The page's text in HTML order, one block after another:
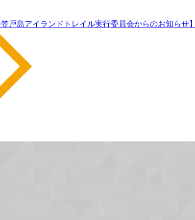
笠戸島アイランドトレイル実行委員会からのお知らせ